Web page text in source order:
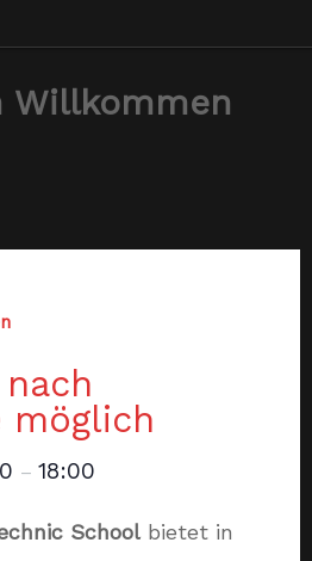
Willkommen
möglich
– 18:00
School bietet in